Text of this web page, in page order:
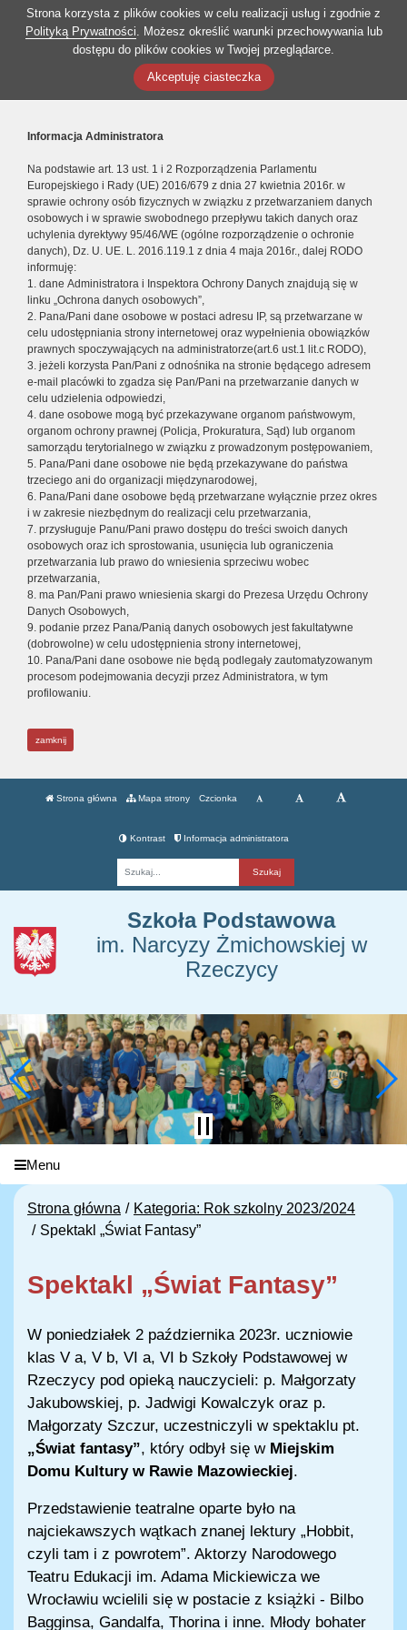
Strona korzysta z plików cookies w celu realizacji usług i zgodnie z
Polityką Prywatności. Możesz określić warunki przechowywania lub
dostępu do plików cookies w Twojej przeglądarce.
Akceptuję ciasteczka
Informacja Administratora
Na podstawie art. 13 ust. 1 i 2 Rozporządzenia Parlamentu
Europejskiego i Rady (UE) 2016/679 z dnia 27 kwietnia 2016r. w
sprawie ochrony osób fizycznych w związku z przetwarzaniem danych
osobowych i w sprawie swobodnego przepływu takich danych oraz
uchylenia dyrektywy 95/46/WE (ogólne rozporządzenie o ochronie
danych), Dz. U. UE. L. 2016.119.1 z dnia 4 maja 2016r., dalej RODO
informuję:
1. dane Administratora i Inspektora Ochrony Danych znajdują się w
linku „Ochrona danych osobowych”,
2. Pana/Pani dane osobowe w postaci adresu IP, są przetwarzane w
celu udostępniania strony internetowej oraz wypełnienia obowiązków
prawnych spoczywających na administratorze(art.6 ust.1 lit.c RODO),
3. jeżeli korzysta Pan/Pani z odnośnika na stronie będącego adresem
e-mail placówki to zgadza się Pan/Pani na przetwarzanie danych w
celu udzielenia odpowiedzi,
4. dane osobowe mogą być przekazywane organom państwowym,
organom ochrony prawnej (Policja, Prokuratura, Sąd) lub organom
samorządu terytorialnego w związku z prowadzonym postępowaniem,
5. Pana/Pani dane osobowe nie będą przekazywane do państwa
trzeciego ani do organizacji międzynarodowej,
6. Pana/Pani dane osobowe będą przetwarzane wyłącznie przez okres
i w zakresie niezbędnym do realizacji celu przetwarzania,
7. przysługuje Panu/Pani prawo dostępu do treści swoich danych
osobowych oraz ich sprostowania, usunięcia lub ograniczenia
przetwarzania lub prawo do wniesienia sprzeciwu wobec
przetwarzania,
8. ma Pan/Pani prawo wniesienia skargi do Prezesa Urzędu Ochrony
Danych Osobowych,
9. podanie przez Pana/Panią danych osobowych jest fakultatywne
(dobrowolne) w celu udostępnienia strony internetowej,
10. Pana/Pani dane osobowe nie będą podlegały zautomatyzowanym
procesom podejmowania decyzji przez Administratora, w tym
profilowaniu.
zamknij
Strona główna Mapa strony Czcionka
Kontrast Informacja administratora
Szkoła Podstawowa
im. Narcyzy Żmichowskiej w
Rzeczycy
Menu
Strona główna
Kategoria: Rok szkolny 2023/2024
Spektakl „Świat Fantasy”
Spektakl „Świat Fantasy”
W poniedziałek 2 października 2023r. uczniowie
klas V a, V b, VI a, VI b Szkoły Podstawowej w
Rzeczycy pod opieką nauczycieli: p. Małgorzaty
Jakubowskiej, p. Jadwigi Kowalczyk oraz p.
Małgorzaty Szczur, uczestniczyli w spektaklu pt.
„Świat fantasy”, który odbył się w Miejskim
Domu Kultury w Rawie Mazowieckiej.
Przedstawienie teatralne oparte było na
najciekawszych wątkach znanej lektury „Hobbit,
czyli tam i z powrotem”. Aktorzy Narodowego
Teatru Edukacji im. Adama Mickiewicza we
Wrocławiu wcielili się w postacie z książki - Bilbo
Bagginsa, Gandalfa, Thorina i inne. Młody bohater